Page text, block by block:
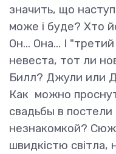
значить, що
може і буде? Хто
Он... Она... І
невеста, тот ли
Билл? Джули или
Как можно
свадьбы в постели
незнакомкой?
швидкістю світла,